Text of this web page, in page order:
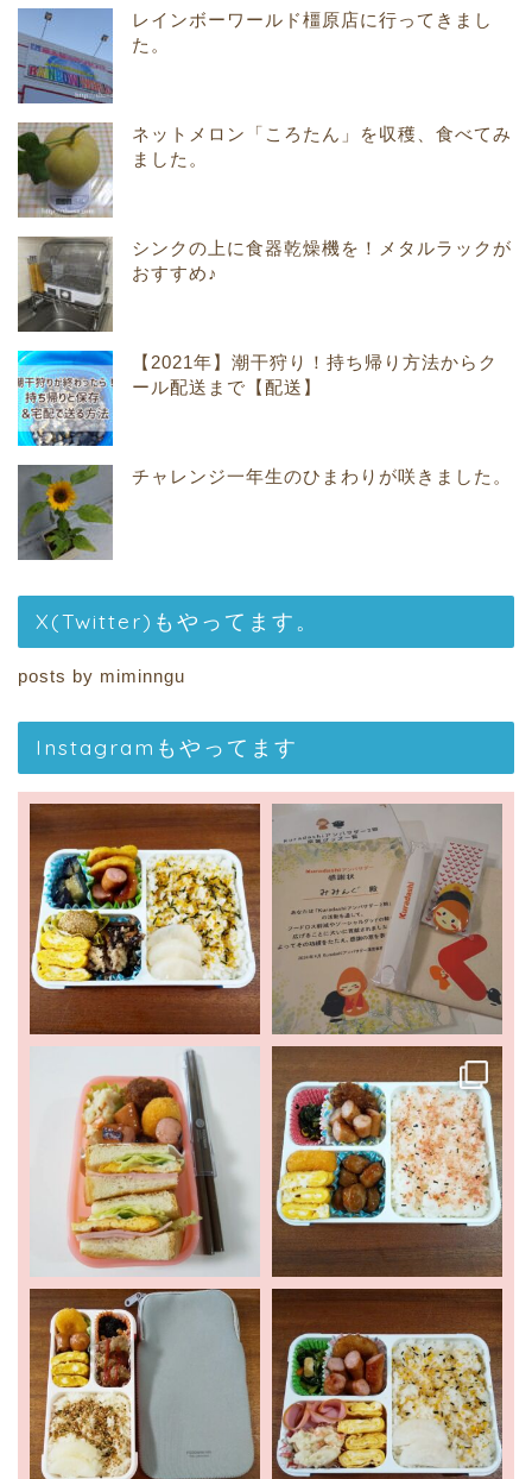
レインボーワールド橿原店に行ってきまし
た。
ネットメロン「ころたん」を収穫、食べてみ
ました。
シンクの上に食器乾燥機を！メタルラックが
おすすめ♪
【2021年】潮干狩り！持ち帰り方法からク
ール配送まで【配送】
チャレンジ一年生のひまわりが咲きました。
X(Twitter)もやってます。
posts by miminngu
Instagramもやってます